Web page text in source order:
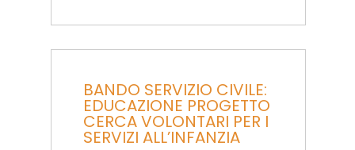
BANDO SERVIZIO CIVILE:
EDUCAZIONE PROGETTO
CERCA VOLONTARI PER I
SERVIZI ALL’INFANZIA